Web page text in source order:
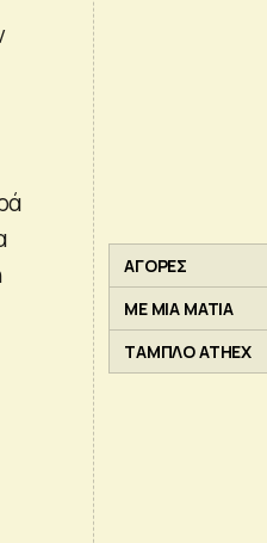
ΑΓΟΡΕΣ
ΜΕ ΜΙΑ ΜΑΤΙΑ
ΤΑΜΠΛΟ ATHEX